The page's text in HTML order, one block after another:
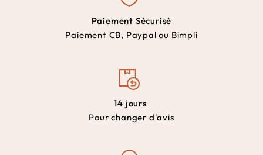
Paiement Sécurisé
Paiement CB, Paypal ou Bimpli
14 jours
Pour changer d'avis